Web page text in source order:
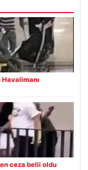
Havalimanı
ceza belli oldu